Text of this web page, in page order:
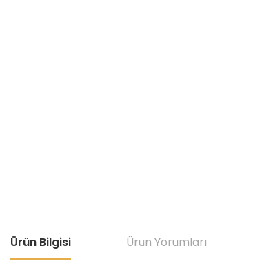
Ürün Bilgisi Ürün Yorumları